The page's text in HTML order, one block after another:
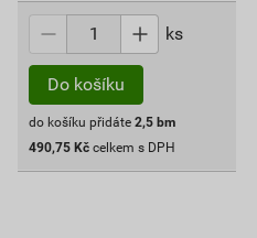
ks
Do košíku
do košíku přidáte 2,5 bm
490,75 Kč celkem s DPH